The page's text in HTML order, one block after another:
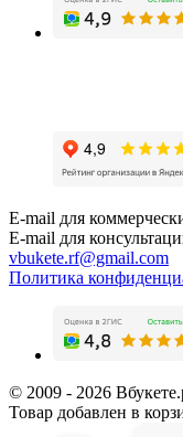
E-mail для
E-mail для
vbukete.rf@gmail.com
Политика
© 2009 - 2026
Товар добавлен в